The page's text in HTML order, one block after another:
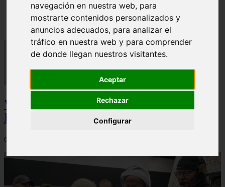
navegación en nuestra web, para
mostrarte contenidos personalizados y
anuncios adecuados, para analizar el
tráfico en nuestra web y para comprender
de donde llegan nuestros visitantes.
Aceptar
Rechazar
Configurar
En África harán lo que parecía imposible: Utilizarán
moléculas de agua para cocinar sus alimentos
Video Advertencias desde la cúspide de la
IA: Hinton y el posible colapso social
06/03/2026